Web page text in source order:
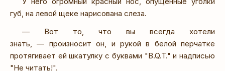
губ, на левой щеке нарисована слеза.
— Вот то, что вы всегда хотели
знать, — произносит он, и рукой в белой перчатке
протягивает ей шкатулку с буквами "B.Q.T." и надписью
"Не читать!".